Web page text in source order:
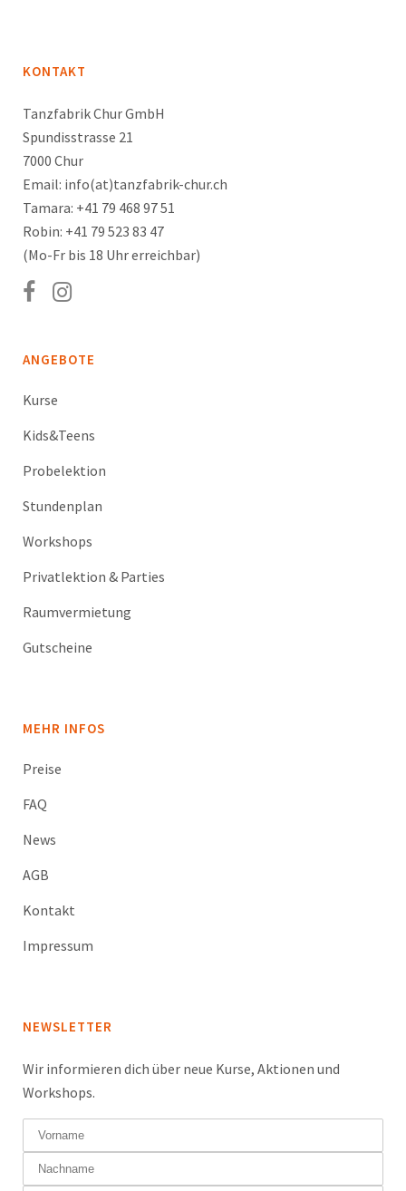
KONTAKT
Tanzfabrik Chur GmbH
Spundisstrasse 21
7000 Chur
Email: info(at)tanzfabrik-chur.ch
Tamara: +41 79 468 97 51
Robin: +41 79 523 83 47
(Mo-Fr bis 18 Uhr erreichbar)
ANGEBOTE
Kurse
Kids&Teens
Probelektion
Stundenplan
Workshops
Privatlektion & Parties
Raumvermietung
Gutscheine
MEHR INFOS
Preise
FAQ
News
AGB
Kontakt
Impressum
NEWSLETTER
Wir informieren dich über neue Kurse, Aktionen und
Workshops.